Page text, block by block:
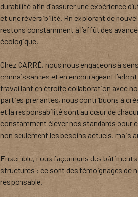
durabilité afin d’assurer une expérience
et une réversibilité. Rn explorant de
restons constamment à l’affût des
écologique.
Chez CARRÉ, nous nous engageons à
connaissances et en encourageant
travaillant en étroite collaboration avec
parties prenantes, nous contribuons à
et la responsabilité sont au cœur de
constamment élever nos standards pour
non seulement les besoins actuels, mais
Ensemble, nous façonnons des
structures : ce sont des témoignages de
responsable.